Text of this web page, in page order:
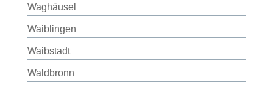
Waghäusel
Waiblingen
Waibstadt
Waldbronn